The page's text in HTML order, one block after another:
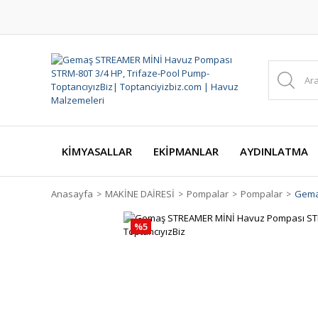
KİMYASALLAR EKİPMANLAR AYDINLATMA
Anasayfa MAKİNE DAİRESİ Pompalar Pompalar
%5